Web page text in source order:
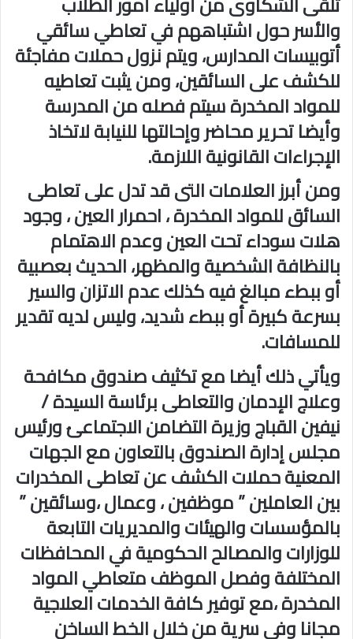
والأسر حول اشتباههم في تعاطي سائقي
أتوبيسات المدارس، ويتم نزول حملات مفاجئة
للكشف على السائقين، ومن يثبت تعاطيه
للمواد المخدرة سيتم فصله من المدرسة
وأيضا تحرير محاضر وإحالتها للنيابة لاتخاذ
الإجراءات القانونية اللازمة.
ومن أبرز العلامات التى قد تدل على تعاطى
السائق للمواد المخدرة ، احمرار العين ، وجود
هلات سوداء تحت العين وعدم الاهتمام
بالنظافة الشخصية والمظهر، الحديث بعصبية
أو ببطء مبالغ فيه كذلك عدم الاتزان والسير
بسرعة كبيرة أو ببطء شديد، وليس لديه تقدير
للمسافات.
ويأتي ذلك أيضا مع تكثيف صندوق مكافحة
وعلاج الإدمان والتعاطى برئاسة السيدة /
نيفين القباج وزيرة التضامن الاجتماعىُ ورئيس
مجلس إدارة الصندوق بالتعاون مع الجهات
المعنية حملات الكشف عن تعاطى المخدرات
بين العاملين ” موظفين ، وعمال ،وسائقين ”
بالمؤسسات والهيئات والمديريات التابعة
للوزارات والمصالح الحكومية في المحافظات
المختلفة وفصل الموظف متعاطي المواد
المخدرة ،مع توفير كافة الخدمات العلاجية
مجانا وفى سرية من خلال الخط الساخن